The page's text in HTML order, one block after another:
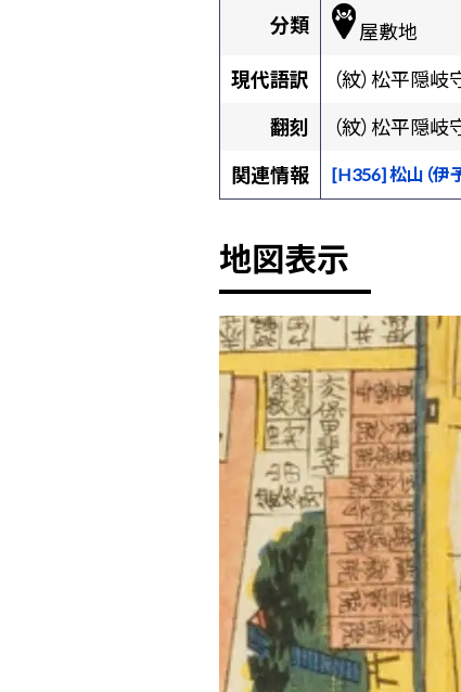
分類
屋敷地
現代語訳
（紋）松平隠岐
翻刻
（紋）松平隠岐
関連情報
[H356] 松山（伊
地図表示
+
-